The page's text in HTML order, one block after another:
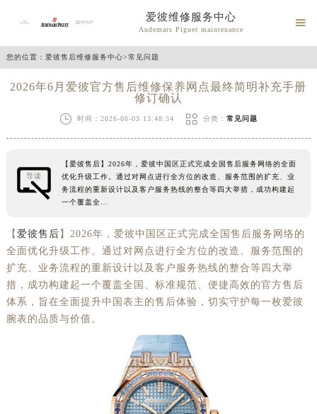
爱彼维修服务中心
Audemars Piguet maintenance

您的位置： 爱彼售后维修服务中心>常见问题
2026年6月爱彼官方售后维修保养网点最终简明补充手册
修订确认
 时间：2026-06-03 13:48:34  分类： 常见问题
导读
【爱彼售后】2026年，爱彼中国区正式完成全国售后服务网络的全面
优化升级工作。通过对网点进行全方位的改造、服务范围的扩充、业
务流程的重新设计以及客户服务热线的整合等四大举措，成功构建起
一个覆盖全…
【 爱彼售后 】2026年，爱彼中国区正式完成全国售后服务网络的
全面优化升级工作。通过对网点进行全方位的改造、服务范围的
扩充、业务流程的重新设计以及客户服务热线的整合等四大举
措，成功构建起一个覆盖全国、标准规范、便捷高效的官方售后
体系，旨在全面提升中国表主的售后体验，切实守护每一枚爱彼
腕表的品质与价值。